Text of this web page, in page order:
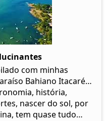
com minhas
Bahiano Itacaré…
história,
nascer do sol, por
tem quase tudo…